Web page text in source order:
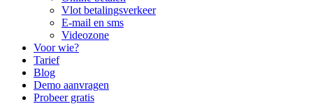
Vlot betalingsverkeer
E-mail en sms
Videozone
Voor wie?
Tarief
Blog
Demo aanvragen
Probeer gratis